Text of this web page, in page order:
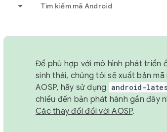
Tìm kiếm mã Android
Để phù hợp với mô hình phát triển
sinh thái, chúng tôi sẽ xuất bản
AOSP, hãy sử dụng
android-
chiếu đến bản phát hành gần đây
Các thay đổi đối với AOSP.